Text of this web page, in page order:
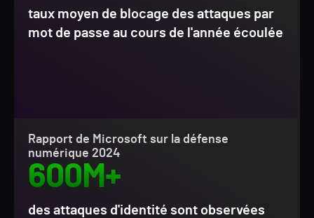
taux moyen de blocage des attaques par
mot de passe au cours de l'année écoulée
Rapport de Microsoft sur la défense
numérique 2024
600M+
des attaques d'identité sont observées